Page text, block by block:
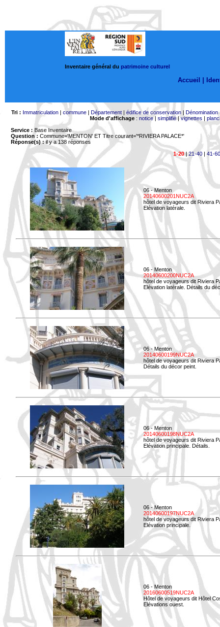
Inventaire général du patrimoine culturel
Accueil |
Tri : Immatriculation| commune| Département| édifice de conservation| Dénomination
Mode d'affichage: notice| simplifié|vignettes |
Service : Base Inventaire
Question : Commune='MENTON' ET Titre courant='*RIVIERA PALACE*'
Réponse(s) :il y a 138 réponses
1-20|21-40 | 41-60
06 - Menton
20140600201NUC2A
hôtel de voyageurs dit Riviera
Elévation latérale.
06 - Menton
20140600200NUC2A
hôtel de voyageurs dit Riviera
Elévation latérale. Détails du
06 - Menton
20140600199NUC2A
hôtel de voyageurs dit Riviera
Détails du décor peint.
06 - Menton
20140600198NUC2A
hôtel de voyageurs dit Riviera
Elévation principale. Détails.
06 - Menton
20140600197NUC2A
hôtel de voyageurs dit Riviera
Elévation principale.
06 - Menton
20160600519NUC2A
Hôtel de voyageurs dit Hôtel
Elévations ouest.